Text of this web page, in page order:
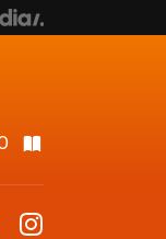
Facebook